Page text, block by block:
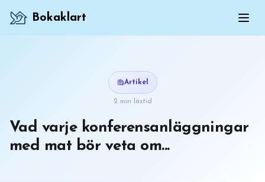
Bokaklart
Artikel
2 min lästid
Vad varje konferensanläggningar
med mat bör veta om...